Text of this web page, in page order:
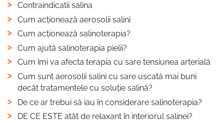
Contraindicatii salina
Cum acționează aerosolii salini
Cum acționează salinoterapia?
Cum ajută salinoterapia pielii?
Cum îmi va afecta terapia cu sare tensiunea arterială
Cum sunt aerosolii salini cu sare uscată mai buni
decât tratamentele cu soluție salină?
De ce ar trebui să iau în considerare salinoterapia?
DE CE ESTE atât de relaxant în interiorul salinei?